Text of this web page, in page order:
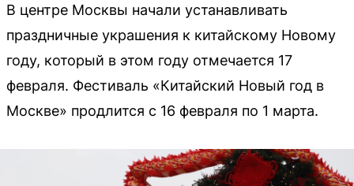
В центре Москвы начали устанавливать
праздничные украшения к китайскому Новому
году, который в этом году отмечается 17
февраля. Фестиваль «Китайский Новый год в
Москве» продлится с 16 февраля по 1 марта.